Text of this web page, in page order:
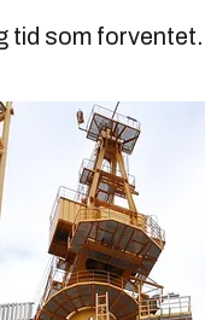
tid som forventet.